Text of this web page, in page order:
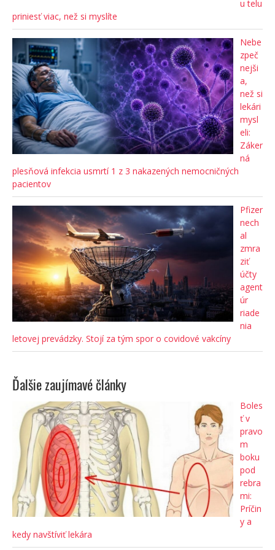
u telu
priniesť viac, než si myslíte
Nebe
zpeč
nejši
a,
než si
lekári
mysl
eli:
Záker
ná
plesňová infekcia usmrtí 1 z 3 nakazených nemocničných
pacientov
Pfizer
nech
al
zmra
ziť
účty
agent
úr
riade
nia
letovej prevádzky. Stojí za tým spor o covidové vakcíny
Ďalšie zaujímavé články
Boles
ť v
pravo
m
boku
pod
rebra
mi:
Príčin
y a
kedy navštíviť lekára